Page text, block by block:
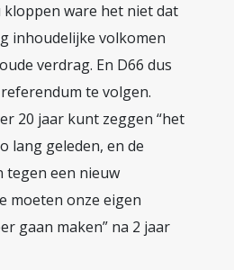
kloppen ware het niet dat
inhoudelijke volkomen
verdrag. En D66 dus
te volgen.
20 jaar kunt zeggen “het
lang geleden, en de
tegen een nieuw
moeten onze eigen
gaan maken” na 2 jaar